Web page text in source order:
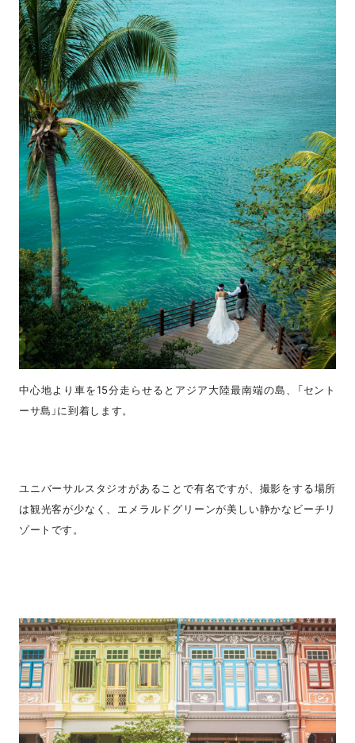
中心地より車を15分走らせるとアジア大陸最南端の島、「セント
ーサ島」に到着します。
ユニバーサルスタジオがあることで有名ですが、撮影をする場所
は観光客が少なく、エメラルドグリーンが美しい静かなビーチリ
ゾートです。